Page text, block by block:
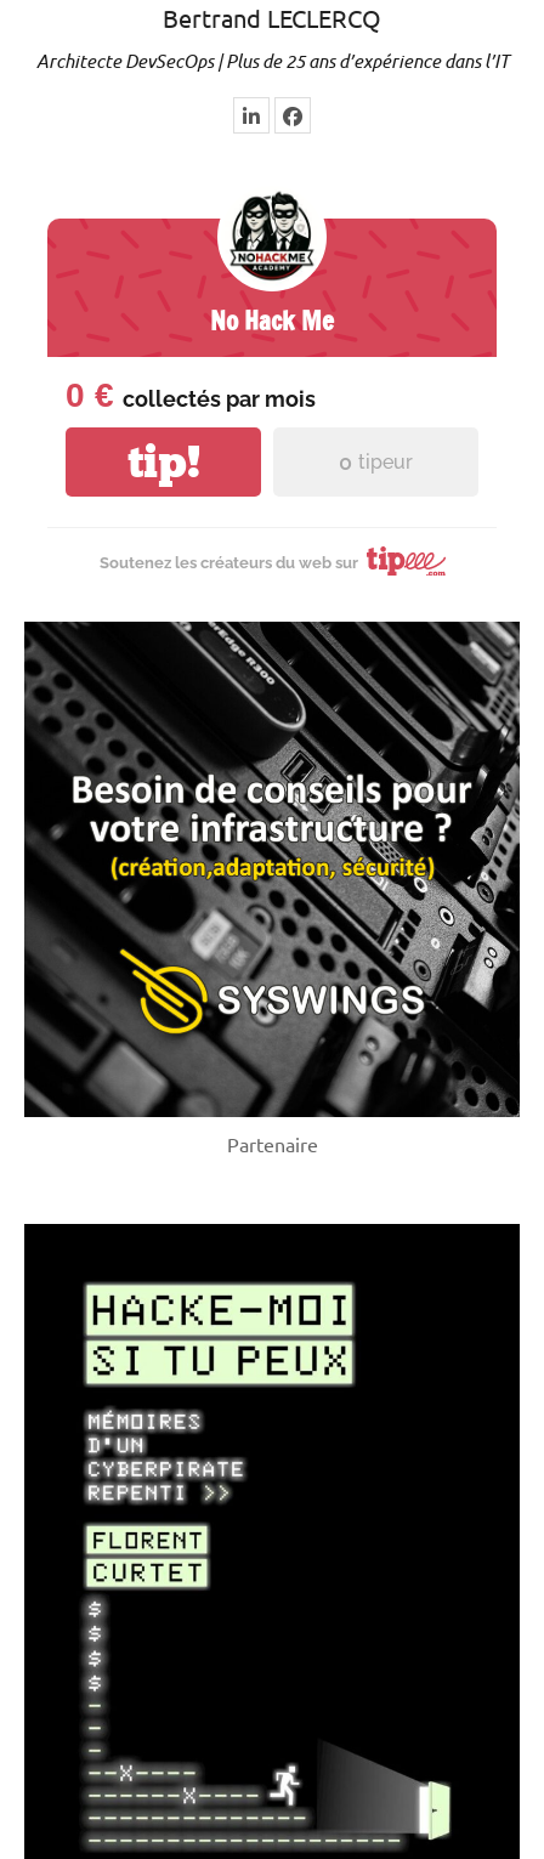
Bertrand LECLERCQ
Architecte DevSecOps | Plus de 25 ans d’expérience dans l’IT
No Hack Me
0 € collectés par mois
tip! 0 tipeur
Soutenez les créateurs du web sur
Partenaire